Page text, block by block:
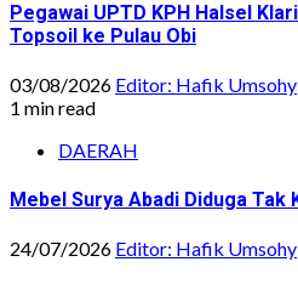
Pegawai UPTD KPH Halsel
Topsoil ke Pulau Obi
03/08/2026 Editor: Hafik Umsohy
1 min read
DAERAH
Mebel Surya Abadi Diduga Tak
24/07/2026 Editor: Hafik Umsohy